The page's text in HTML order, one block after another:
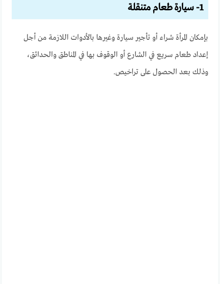
1- سيارة طعام متنقلة
بإمكان المرأة شراء أو تأجير سيارة وغيرها بالأدوات اللازمة من أجل
إعداد طعام سريع في الشارع أو الوقوف بها في المناطق والحدائق،
وذلك بعد الحصول على تراخيص.